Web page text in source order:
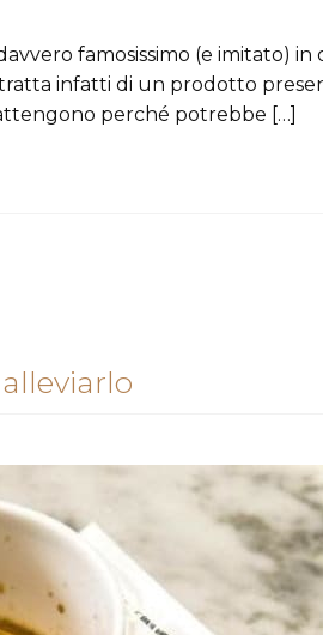
famosissimo (e imitato) in
tratta infatti di un prodotto
perché potrebbe […]